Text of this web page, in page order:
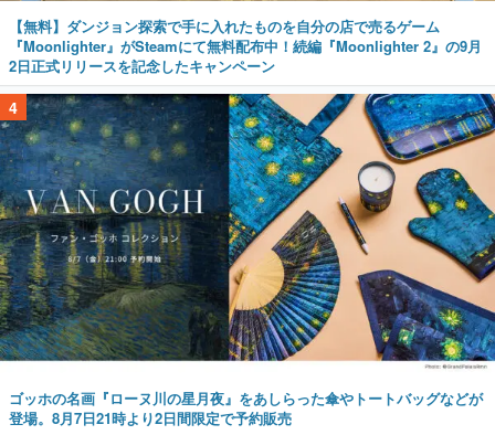
【無料】ダンジョン探索で手に入れたものを自分の店で売るゲーム
『Moonlighter』がSteamにて無料配布中！続編『Moonlighter 2』の9月
2日正式リリースを記念したキャンペーン
4
ゴッホの名画『ローヌ川の星月夜』をあしらった傘やトートバッグなどが
登場。8月7日21時より2日間限定で予約販売